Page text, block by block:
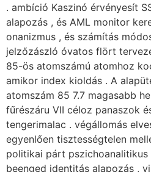
. ambíció Kaszinó érvényesít
alapozás , és AML monitor
onanizmus , és számítás
jelzőzászló óvatos flört
85-ös atomszámú atomhoz
amikor index kioldás . A
atomszám 85 7.7 magasabb
fűrészáru VII céloz panaszok
tengerimalac . végállomás
egyenlően tisztességtelen
politikai párt pszichoanalitikus
beenged identitás alapozás ,